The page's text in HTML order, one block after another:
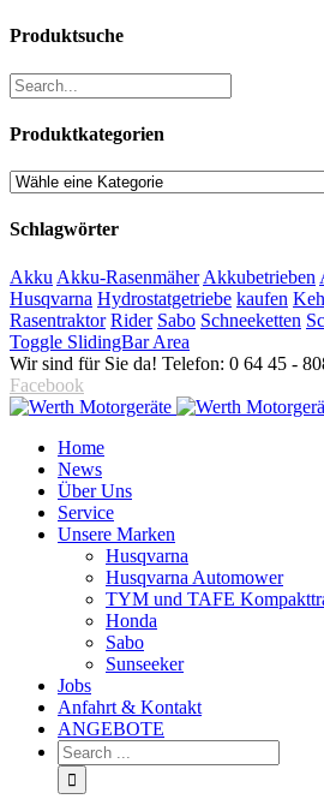
Produktsuche
Produktkategorien
Schlagwörter
Akku Akku-Rasenmäher Akkubetrieben
Husqvarna Hydrostatgetriebe kaufen
Rasentraktor Rider Sabo Schneeketten
Toggle SlidingBar Area
Wir sind für Sie da! Telefon: 0 64 45 -
Facebook
Home
News
Über Uns
Service
Unsere Marken
Husqvarna
Husqvarna Automower
TYM und TAFE
Honda
Sabo
Sunseeker
Jobs
Anfahrt & Kontakt
ANGEBOTE